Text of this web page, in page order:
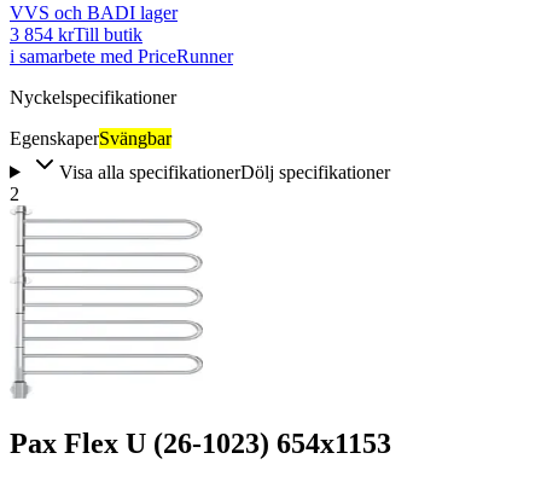
VVS och BADI lager
3 854 krTill butik
i samarbete med PriceRunner
Nyckelspecifikationer
EgenskaperSvängbar
Visa alla specifikationerDölj specifikationer
2
Pax Flex U (26-1023) 654x1153